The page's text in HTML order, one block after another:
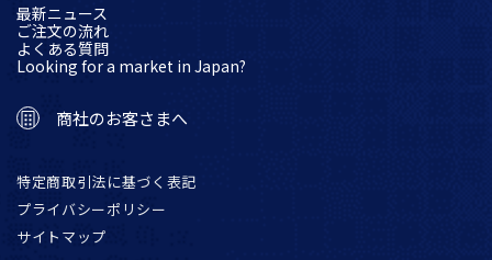
最新ニュース
ご注文の流れ
よくある質問
Looking for a market in Japan?
商社のお客さまへ
特定商取引法に基づく表記
プライバシーポリシー
サイトマップ